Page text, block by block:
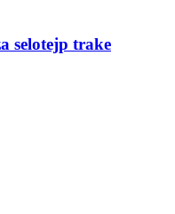
selotejp trake